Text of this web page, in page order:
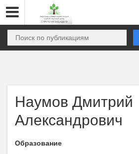
Наумов Дмитрий
Александрович
Образование